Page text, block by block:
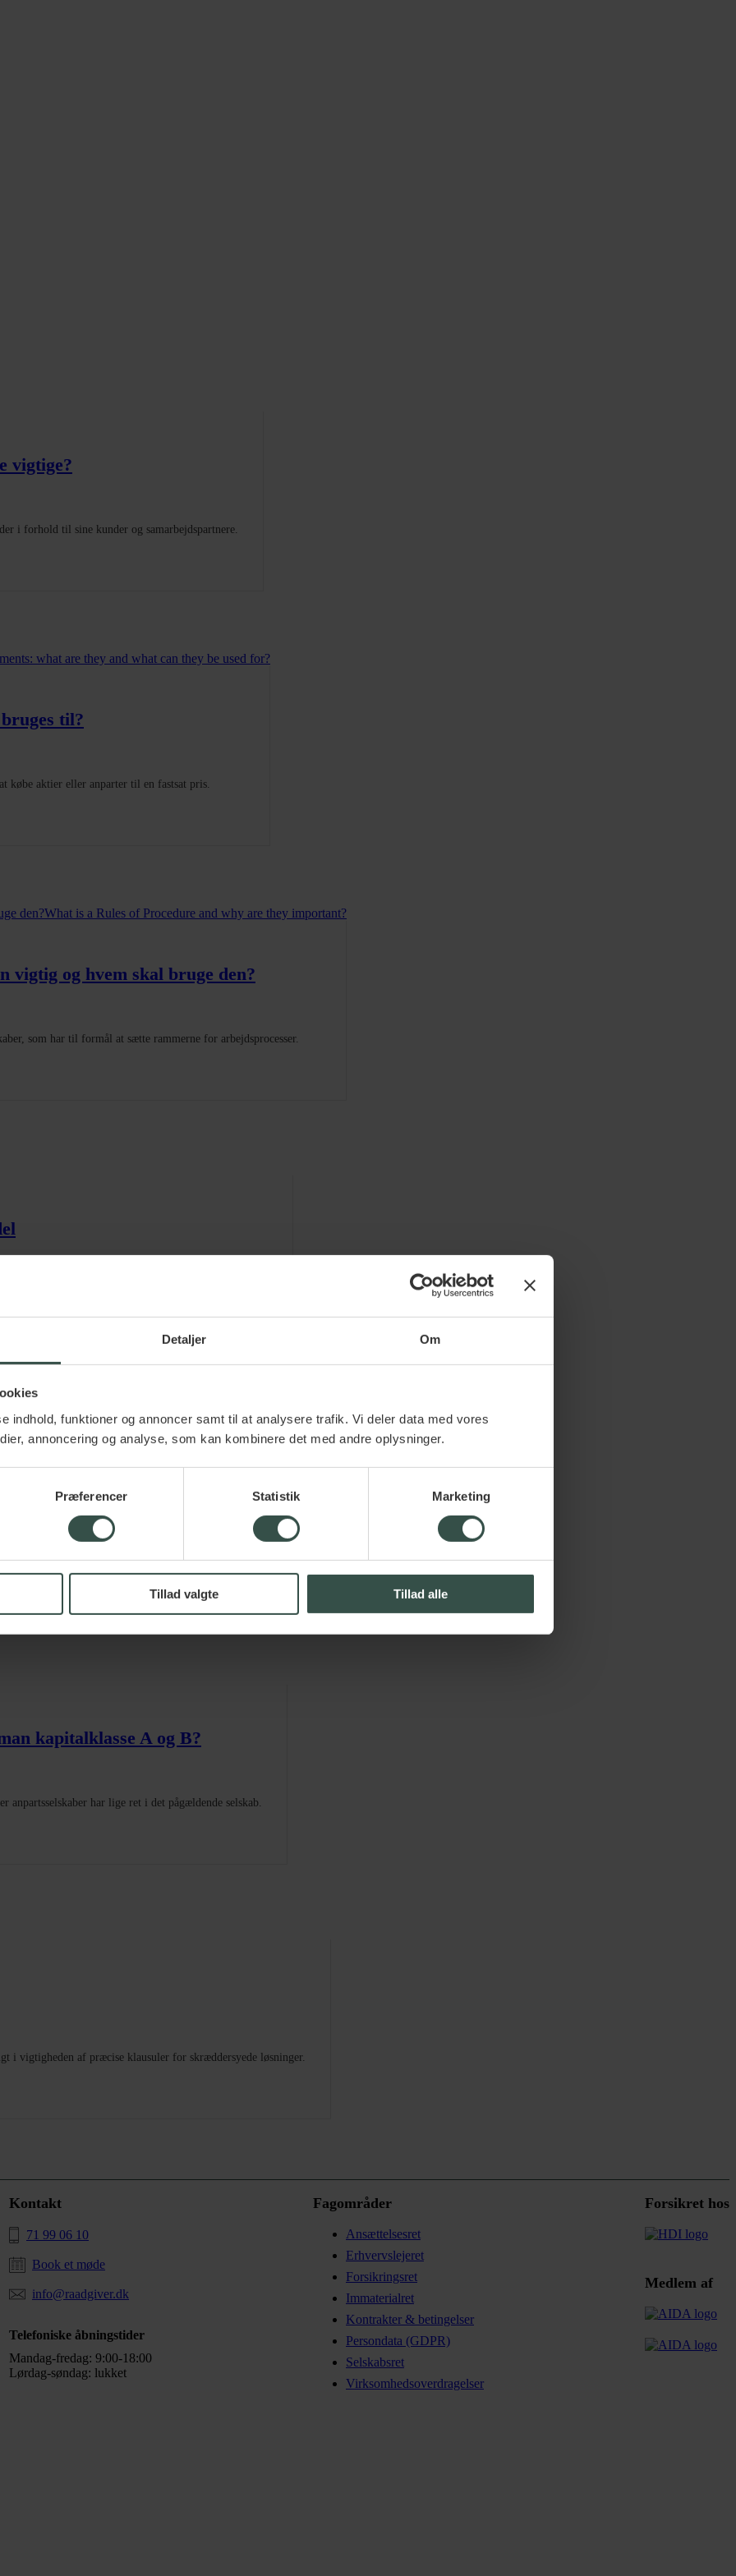
Detaljer Om
indhold, funktioner og annoncer samt til at analysere trafik. Vi deler data med vores
annoncering og analyse, som kan kombinere det med andre oplysninger.
Præferencer Statistik Marketing
Tillad valgte Tillad alle
vigtige?
i forhold til sine kunder og samarbejdspartnere.
til?
købe aktier eller anparter til en fastsat pris.
vigtig og hvem skal bruge den?
som har til formål at sætte rammerne for arbejdsprocesser.
Få rådgivning om implementering hos Raadgiver.dk.
ved voldgift. Kontakt Raadgiver.dk for rådgivning.
kapitalklasse A og B?
anpartsselskaber har lige ret i det pågældende selskab.
i vigtigheden af præcise klausuler for skræddersyede løsninger.
Kontakt
71 99 06 10
Book et møde
info@raadgiver.dk
Telefoniske åbningstider
Mandag-fredag: 9:00-18:00
Lørdag-søndag: lukket
Fagområder
Ansættelsesret
Erhvervslejeret
Forsikringsret
Immaterialret
Kontrakter & betingelser
Persondata (GDPR)
Selskabsret
Virksomhedsoverdragelser
Forsikret hos
Medlem af